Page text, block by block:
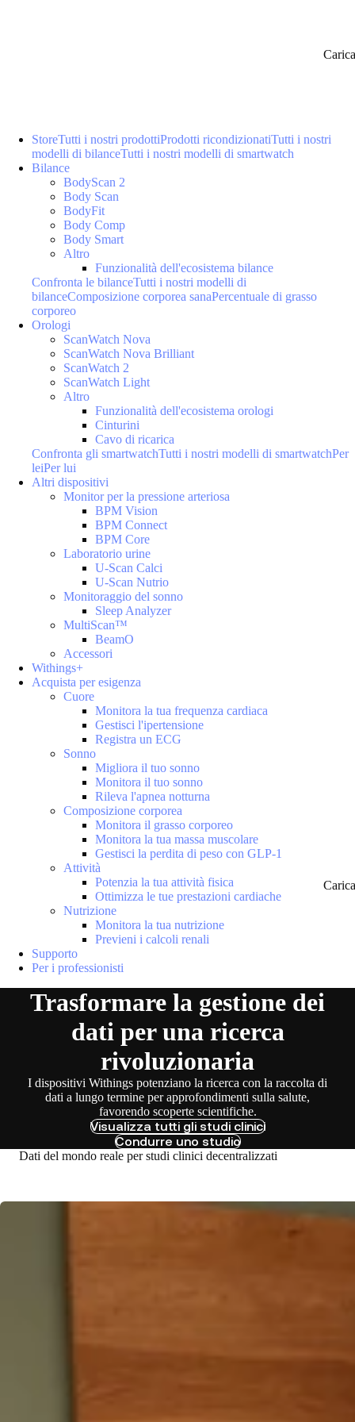
StoreTutti i nostri prodottiProdotti ricondizionatiTutti i nostri
modelli di bilanceTutti i nostri modelli di smartwatch
Bilance
BodyScan 2
Body Scan
BodyFit
Body Comp
Body Smart
Altro
Funzionalità dell'ecosistema bilance
Confronta le bilanceTutti i nostri modelli di
bilanceComposizione corporea sanaPercentuale di grasso
corporeo
Orologi
ScanWatch Nova
ScanWatch Nova Brilliant
ScanWatch 2
ScanWatch Light
Altro
Funzionalità dell'ecosistema orologi
Cinturini
Cavo di ricarica
Confronta gli smartwatchTutti i nostri modelli di smartwatchPer
leiPer lui
Altri dispositivi
Monitor per la pressione arteriosa
BPM Vision
BPM Connect
BPM Core
Laboratorio urine
U-Scan Calci
U-Scan Nutrio
Monitoraggio del sonno
Sleep Analyzer
MultiScan™
BeamO
Accessori
Withings+
Acquista per esigenza
Cuore
Monitora la tua frequenza cardiaca
Gestisci l'ipertensione
Registra un ECG
Sonno
Migliora il tuo sonno
Monitora il tuo sonno
Rileva l'apnea notturna
Composizione corporea
Monitora il grasso corporeo
Monitora la tua massa muscolare
Gestisci la perdita di peso con GLP-1
Attività
Potenzia la tua attività fisica
Ottimizza le tue prestazioni cardiache
Nutrizione
Monitora la tua nutrizione
Previeni i calcoli renali
Supporto
Per i professionisti
Trasformare la gestione dei
dati per una ricerca
rivoluzionaria
I dispositivi Withings potenziano la ricerca con la raccolta di
dati a lungo termine per approfondimenti sulla salute,
favorendo scoperte scientifiche.
Visualizza tutti gli studi clinici
Condurre uno studio
Dati del mondo reale per studi clinici decentralizzati